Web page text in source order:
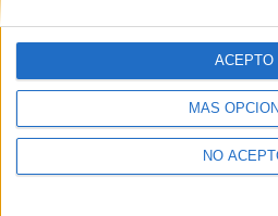
MÁS
NO
ACEPTO
Quiénes somos|
Aviso legal|Politica de privacidad|
de
© 2003-2026Compás Mediterráneo